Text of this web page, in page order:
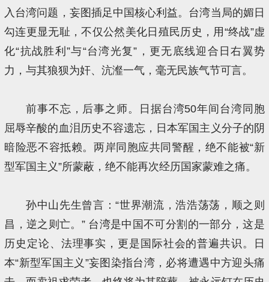
入台湾问题，妄图插足中国核心利益。台湾当局的媚日
勾连更显无耻，不仅公然美化日殖民历史，用“终战”虚
化“抗战胜利”与“台湾光复”，更无底线迎合日右翼势
力，与其狼狈为奸、沆瀣一气，毫无民族气节可言。
前事不忘，后事之师。日据台湾50年间台湾同胞
屈辱辛酸的血泪历史不容遗忘，日本军国主义分子的阴
暗险恶不容抵赖。两岸同胞应共同警醒，绝不能被“新
型军国主义”所蒙蔽，绝不能再次经历国家蒙难之痛。
孙中山先生曾言：“世界潮流，浩浩荡荡，顺之则
昌，逆之则亡。” 台湾是中国不可分割的一部分，这是
历史定论、法理事实，更是国际社会的普遍共识。日
本“新型军国主义”妄图染指台湾，必将遭遇中方迎头痛